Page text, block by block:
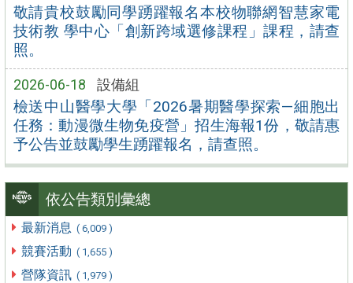
敬請貴校鼓勵同學踴躍報名本校物聯網智慧家電
技術教 學中心「創新跨域選修課程」課程，請查
照。
2026-06-18 設備組
檢送中山醫學大學「2026暑期醫學探索—細胞出
任務：動漫微生物免疫營」招生海報1份，敬請惠
予公告並鼓勵學生踴躍報名，請查照。
依公告類別彙總
最新消息 ( 6,009 )
競賽活動 ( 1,655 )
營隊資訊 ( 1,979 )